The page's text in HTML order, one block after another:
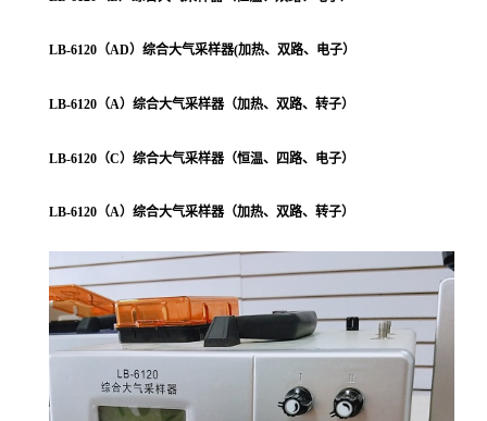
LB-6120（AD）综合大气采样器(加热、双路、电子）
LB-6120（A）综合大气采样器（加热、双路、转子）
LB-6120（C）综合大气采样器（恒温、四路、电子）
LB-6120（A）综合大气采样器（加热、双路、转子）